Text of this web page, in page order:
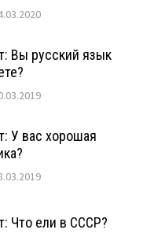
Вы русский язык
У вас хорошая
Что ели в СССР?